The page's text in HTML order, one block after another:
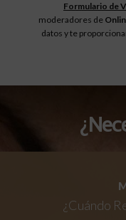
Formulario de
moderadores de
datos y te
¿Cuándo